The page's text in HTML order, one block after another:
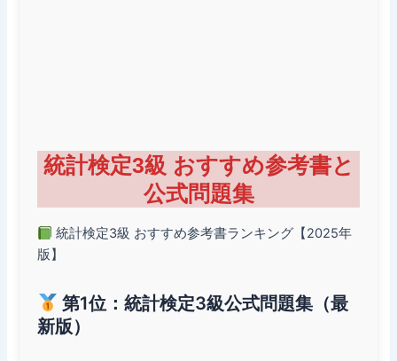
統計検定3級 おすすめ参考書と
公式問題集
統計検定3級 おすすめ参考書ランキング【2025年
版】
第1位：統計検定3級公式問題集（最
新版）